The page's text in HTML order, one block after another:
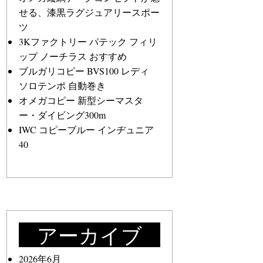
せる、漆黒ラグジュアリースポー
ツ
3Kファクトリー パテック フィリ
ップ ノーチラス おすすめ
ブルガリコピー BVS100 レディ
ソロテンポ 自動巻き
オメガコピー 新型シーマスタ
ー・ダイビング300m
IWC コピーブルー インヂュニア
40
アーカイブ
2026年6月